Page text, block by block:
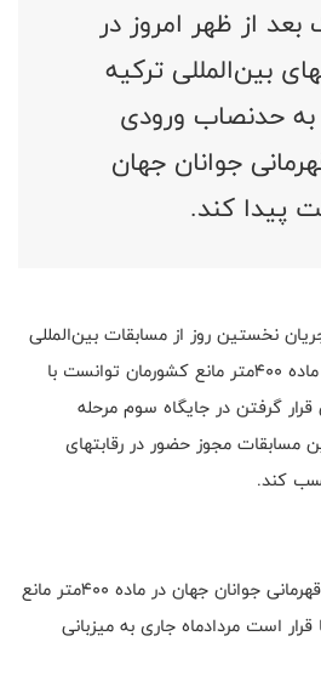
بعد از ظهر امروز در
بین‌المللی ترکیه
حدنصاب ورودی
جوانان جهان
پیدا کند.
نخستین روز از مسابقات بین‌المللی
ترکیه، دانیال بی‌باک نماینده ماده ۴۰۰متر مانع کشورمان توانست با
ضمن قرار گرفتن در جایگاه سوم مرحله
مسابقات مجوز حضور در رقابتهای
کند.
حدنصاب حضور در مسابقات قهرمانی جوانان جهان در ماده ۴۰۰متر مانع
قرار است مردادماه جاری به میزبانی